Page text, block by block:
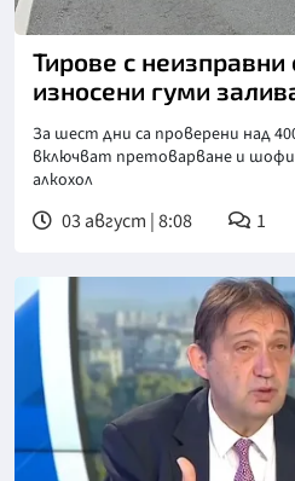
Снимка: МВР
Тирове с неизправни
износени гуми
За шест дни са проверени над
включват претоварване и
алкохол
03 август | 8:08 1